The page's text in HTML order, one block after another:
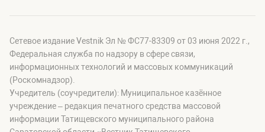
Сетевое издание Vestnik Эл № ФС77-83309 от 03 июня 2022 г.,
Федеральная служба по надзору в сфере связи,
информационных технологий и массовых коммуникаций
(Роскомнадзор).
Учредитель (соучредители): Муниципальное казённое
учреждение – редакция печатного средства массовой
информации Татищевского муниципального района